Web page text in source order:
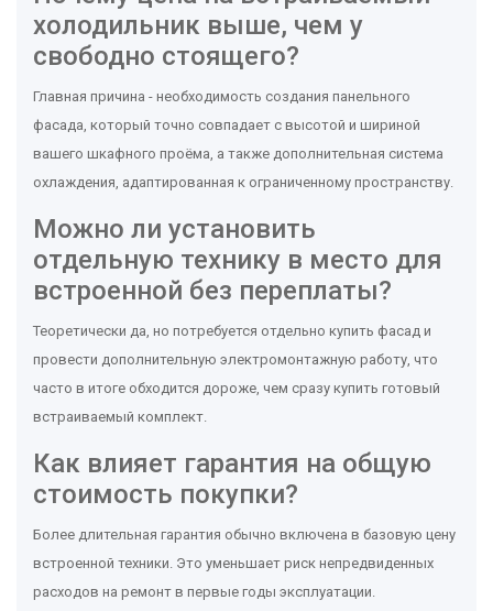
холодильник выше, чем у
свободно стоящего?
Главная причина - необходимость создания панельного
фасада, который точно совпадает с высотой и шириной
вашего шкафного проёма, а также дополнительная система
охлаждения, адаптированная к ограниченному пространству.
Можно ли установить
отдельную технику в место для
встроенной без переплаты?
Теоретически да, но потребуется отдельно купить фасад и
провести дополнительную электромонтажную работу, что
часто в итоге обходится дороже, чем сразу купить готовый
встраиваемый комплект.
Как влияет гарантия на общую
стоимость покупки?
Более длительная гарантия обычно включена в базовую цену
встроенной техники. Это уменьшает риск непредвиденных
расходов на ремонт в первые годы эксплуатации.